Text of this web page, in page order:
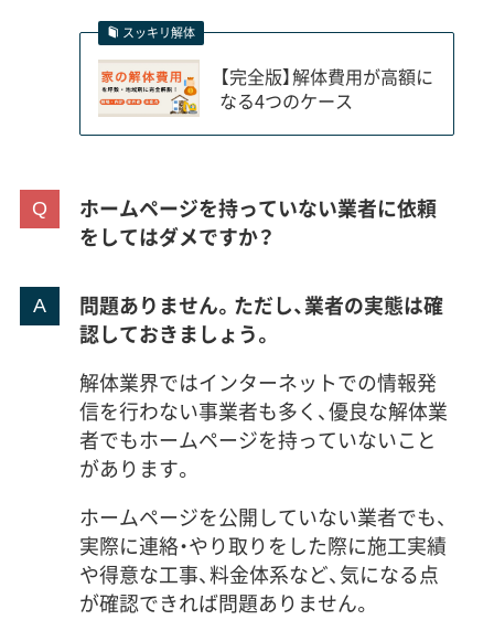
スッキリ解体
【完全版】解体費用が高額に
なる4つのケース
ホームページを持っていない業者に依頼
をしてはダメですか？
問題ありません。ただし、業者の実態は確
認しておきましょう。
解体業界ではインターネットでの情報発
信を行わない事業者も多く、優良な解体業
者でもホームページを持っていないこと
があります。
ホームページを公開していない業者でも、
実際に連絡・やり取りをした際に施工実績
や得意な工事、料金体系など、気になる点
が確認できれば問題ありません。